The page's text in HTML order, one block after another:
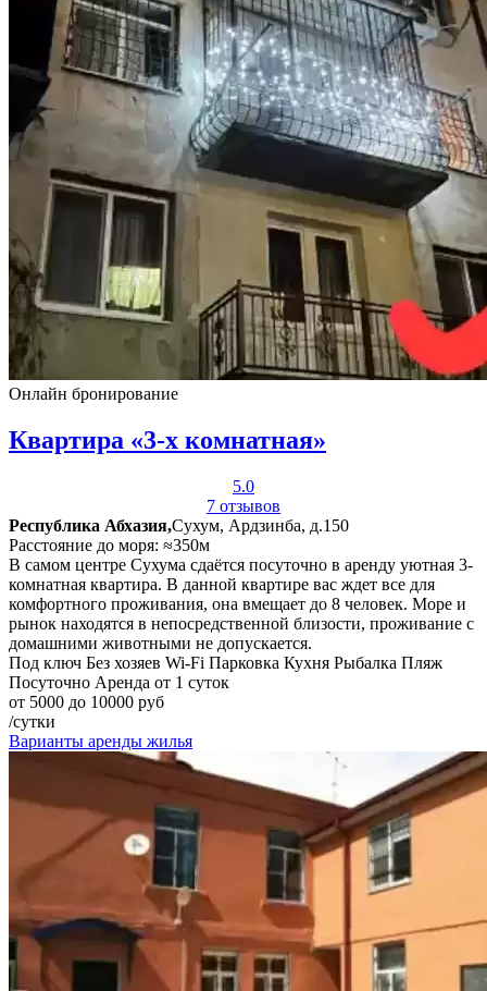
Онлайн бронирование
Квартира «3-х комнатная»
5.0
7 отзывов
Республика Абхазия,Сухум, Ардзинба, д.150
Расстояние до моря: ≈350м
В самом центре Сухума сдаётся посуточно в аренду уютная 3-
комнатная квартира. В данной квартире вас ждет все для
комфортного проживания, она вмещает до 8 человек. Море и
рынок находятся в непосредственной близости, проживание с
домашними животными не допускается.
Под ключ Без хозяев Wi-Fi Парковка Кухня Рыбалка Пляж
Посуточно Аренда от 1 суток
от 5000 до 10000 руб
/сутки
Варианты аренды жилья